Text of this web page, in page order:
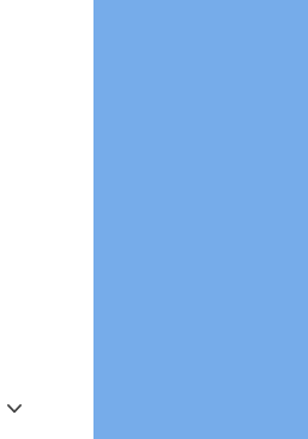
Windgeschwindigkeiten in 3h